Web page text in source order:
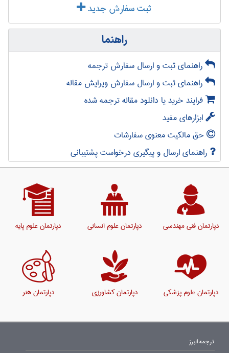
ثبت سفارش جدید
راهنما
راهنمای ثبت و ارسال سفارش ترجمه
راهنمای ثبت و ارسال سفارش ویرایش مقاله
فرایند خرید یا دانلود مقاله ترجمه شده
ابزارهای مفید
حق مالکیت معنوی سفارشات
راهنمای ارسال و پیگیری درخواست پشتیبانی
دپارتمان فنی مهندسی دپارتمان علوم انسانی دپارتمان علوم پایه
دپارتمان علوم پزشکی دپارتمان کشاورزی دپارتمان هنر
ترجمه البرز